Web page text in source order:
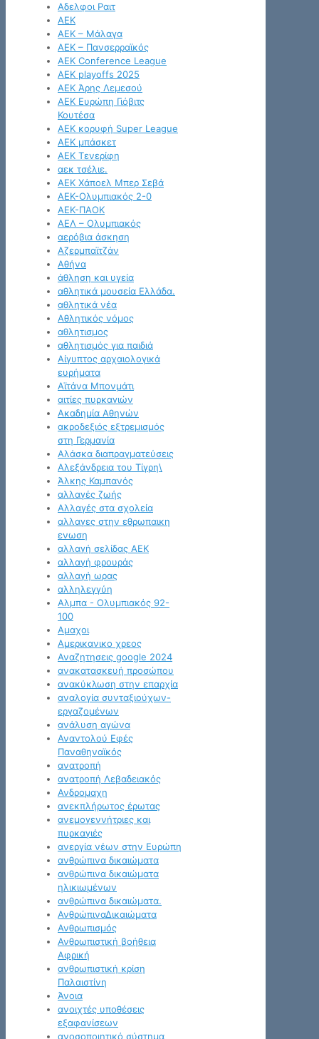
Αδελφοι Ραιτ
ΑΕΚ
ΑΕΚ – Μάλαγα
ΑΕΚ – Πανσερραϊκός
ΑΕΚ Conference League
ΑΕΚ playoffs 2025
ΑΕΚ Άρης Λεμεσού
ΑΕΚ Ευρώπη Γιόβιτς
Κουτέσα
ΑΕΚ κορυφή Super League
ΑΕΚ μπάσκετ
ΑΕΚ Τενερίφη
αεκ τσέλιε.
ΑΕΚ Χάποελ Μπερ Σεβά
ΑΕΚ-Ολυμπιακός 2-0
ΑΕΚ-ΠΑΟΚ
ΑΕΛ – Ολυμπιακός
αερόβια άσκηση
Αζερμπαϊτζάν
Αθήνα
άθληση και υγεία
αθλητικά μουσεία Ελλάδα.
αθλητικά νέα
Αθλητικός νόμος
αθλητισμος
αθλητισμός για παιδιά
Αίγυπτος αρχαιολογικά
ευρήματα
Αϊτάνα Μπονμάτι
αιτίες πυρκαγιών
Ακαδημία Αθηνών
ακροδεξιός εξτρεμισμός
στη Γερμανία
Αλάσκα διαπραγματεύσεις
Αλεξάνδρεια του Τίγρη\
Άλκης Καμπανός
αλλαγές ζωής
Αλλαγές στα σχολεία
αλλαγες στην εθρωπαικη
ενωση
αλλαγή σελίδας ΑΕΚ
αλλαγή φρουράς
αλλαγή ωρας
αλληλεγγύη
Αλμπα - Ολυμπιακός 92-
100
Αμαχοι
Αμερικανικο χρεος
Αναζητησεις google 2024
ανακατασκευή προσώπου
ανακύκλωση στην επαρχία
αναλογία συνταξιούχων-
εργαζομένων
ανάλυση αγώνα
Αναντολού Εφές
Παναθηναϊκός
ανατροπή
ανατροπή Λεβαδειακός
Ανδρομαχη
ανεκπλήρωτος έρωτας
ανεμογεννήτριες και
πυρκαγιές
ανεργία νέων στην Ευρώπη
ανθρώπινα δικαιώματα
ανθρώπινα δικαιώματα
ηλικιωμένων
ανθρώπινα δικαιώματα.
ΑνθρώπιναΔικαιώματα
Ανθρωπισμός
Ανθρωπιστική βοήθεια
Αφρική
ανθρωπιστική κρίση
Παλαιστίνη
Άνοια
ανοιχτές υποθέσεις
εξαφανίσεων
ανοσοποιητικό σύστημα